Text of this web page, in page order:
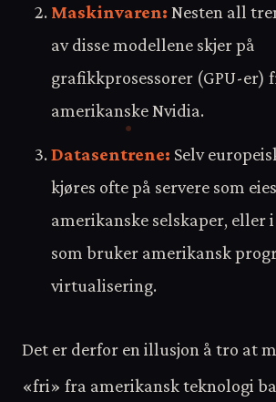
Maskinvaren: Nesten all
av disse modellene skjer på
grafikkprosessorer (GPU-er)
amerikanske Nvidia.
Datasentrene: Selv
kjøres ofte på servere som
amerikanske selskaper, eller
som bruker amerikansk
virtualisering.
Det er derfor en illusjon å tro at
«fri» fra amerikansk teknologi